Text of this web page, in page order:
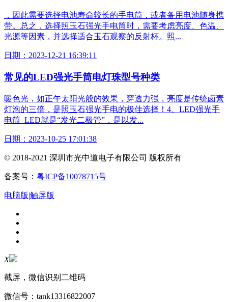
，因此需要选择电池寿命较长的手电筒，或者备用电池随身携
带。总之，选择照玉石强光手电筒时，需要考虑亮度、色温、
光源等因素，并选择适合玉石观察的反射杯。照...
日期：2023-12-21 16:39:11
常见的LED强光手筒电灯珠型号种类
暖色光，如正午太阳光般的效果，穿透力强，亮度是传统卤素
灯泡的三倍，是照玉石强光手电的极佳选择！4、LED强光手
电筒 LED就是“发光二极管”，是以发...
日期：2023-10-25 17:01:38
© 2018-2021 深圳市光中道电子有限公司 版权所有
备案号： 粤ICP备10078715号
电脑版|触屏版
X
截屏，微信识别二维码
微信号： tank13316822007